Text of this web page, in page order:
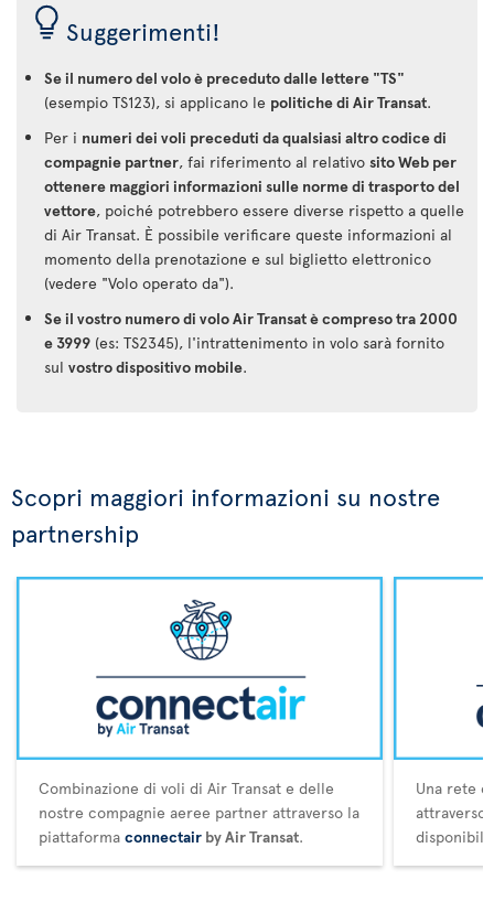
Suggerimenti!
Se il numero del volo è preceduto dalle lettere "TS"
(esempio TS123), si applicano le politiche di Air Transat.
Per i numeri dei voli preceduti da qualsiasi altro codice di
compagnie partner, fai riferimento al relativo sito Web per
ottenere maggiori informazioni sulle norme di trasporto del
vettore, poiché potrebbero essere diverse rispetto a quelle
di Air Transat. È possibile verificare queste informazioni al
momento della prenotazione e sul biglietto elettronico
(vedere "Volo operato da").
Se il vostro numero di volo Air Transat è compreso tra 2000
e 3999 (es: TS2345), l'intrattenimento in volo sarà fornito
sul vostro dispositivo mobile.
Scopri maggiori informazioni su nostre
partnership
Combinazione di voli di Air Transat e delle
nostre compagnie aeree partner attraverso la
piattaforma connectair by Air Transat.
Una rete
attraverso
disponibili